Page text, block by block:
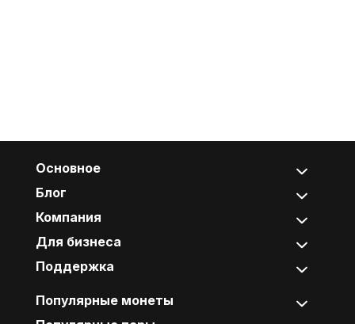
Основное
Блог
Компания
Для бизнеса
Поддержка
Популярные монеты